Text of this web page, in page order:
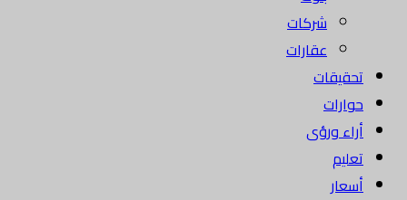
شركات
عقارات
تحقيقات
حوارات
أراء ورؤى
تعليم
أسعار